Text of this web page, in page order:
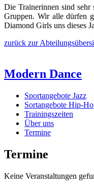
Die Trainerinnen sind sehr
Gruppen. Wir alle dürfen
Diamond Girls uns dieses
zurück zur
Modern Dance
Sportangebote Jazz
Sortangebote Hip-
Trainingszeiten
Über uns
Termine
Termine
Keine Veranstaltungen